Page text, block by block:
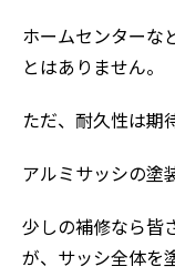
ホームセンターな
とはありません。
ただ、耐久性は期
アルミサッシの塗
少しの補修なら皆
が、サッシ全体を